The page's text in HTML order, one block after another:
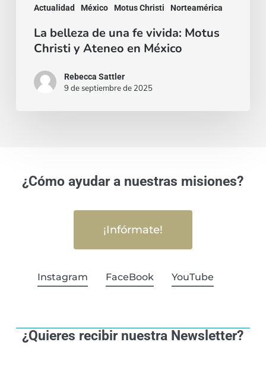
Actualidad México Motus Christi Norteamérica
La belleza de una fe vivida: Motus
Christi y Ateneo en México
Rebecca Sattler
9 de septiembre de 2025
¿Cómo ayudar a nuestras misiones?
¡Infórmate!
Instagram FaceBook YouTube
¿Quieres recibir nuestra Newsletter?